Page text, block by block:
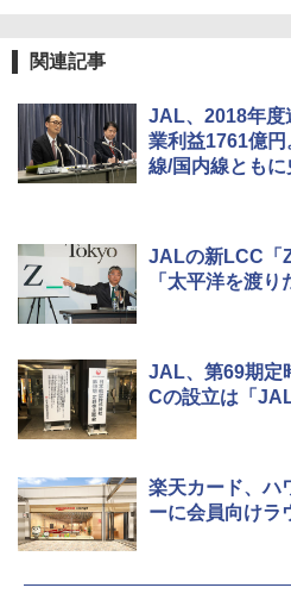
き
￥6,459
通気窓付き】
コンパクト
関連記事
JAL、2018年度
業利益1761億
線/国内線とも
JALの新LCC「
「太平洋を渡
JAL、第69期定
Cの設立は「
楽天カード、ハ
ーに会員向けラ